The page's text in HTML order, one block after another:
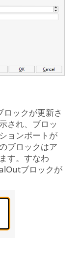
ックが更新さ
され、ブロッ
ョンポートが
ブロックはア
す。すなわ
ブロックが